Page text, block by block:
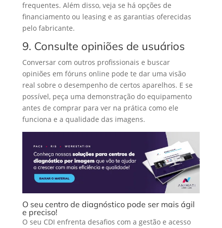
frequentes. Além disso, veja se há opções de
financiamento ou leasing e as garantias oferecidas
pelo fabricante.
9. Consulte opiniões de usuários
Conversar com outros profissionais e buscar
opiniões em fóruns online pode te dar uma visão
real sobre o desempenho de certos aparelhos. E se
possível, peça uma demonstração do equipamento
antes de comprar para ver na prática como ele
funciona e a qualidade das imagens.
O seu centro de diagnóstico pode ser mais ágil
e preciso!
O seu CDI enfrenta desafios com a gestão e acesso